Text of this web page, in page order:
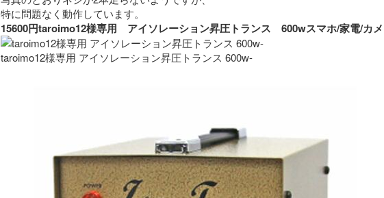
15600円taroimo12様専用　アイソレーション昇圧トランス　600wスマホ/家電/
taroimo12様専用 アイソレーション昇圧トランス 600w-